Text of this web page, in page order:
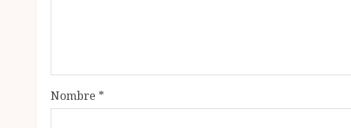
Nombre *